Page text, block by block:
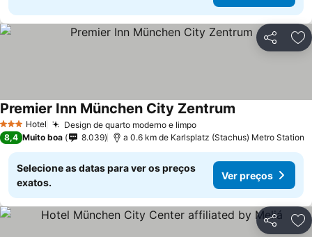
Partilhar
3 EstrelasHotel Design de quarto moderno e limpo
Premier Inn München City Zentrum
8,4 Muito boa 8.039 a 0.6 km de Karlsplatz (Stachus) Metro Station
Selecione as datas para ver os preços
exatos.
Ver preços
Partilhar